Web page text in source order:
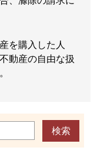
を購入した人
動産の自由な扱